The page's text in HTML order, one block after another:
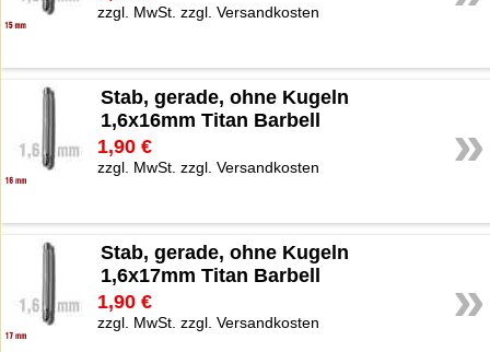
zzgl. MwSt. zzgl. Versandkosten
»
Stab, gerade, ohne Kugeln
1,6x16mm Titan Barbell
1,90 €
zzgl. MwSt. zzgl. Versandkosten
»
Stab, gerade, ohne Kugeln
1,6x17mm Titan Barbell
1,90 €
zzgl. MwSt. zzgl. Versandkosten